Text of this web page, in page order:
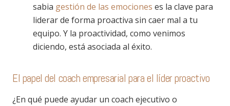
sabia gestión de las emociones es la clave para
liderar de forma proactiva sin caer mal a tu
equipo. Y la proactividad, como venimos
diciendo, está asociada al éxito.
El papel del coach empresarial para el líder proactivo
¿En qué puede ayudar un coach ejecutivo o